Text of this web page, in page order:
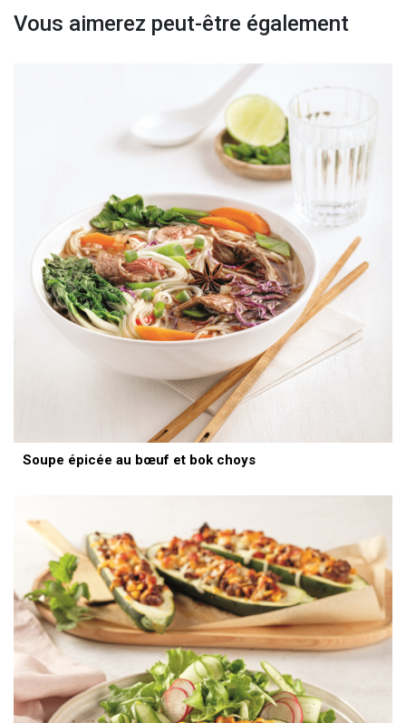
Vous aimerez peut-être également
Soupe épicée au bœuf et bok choys